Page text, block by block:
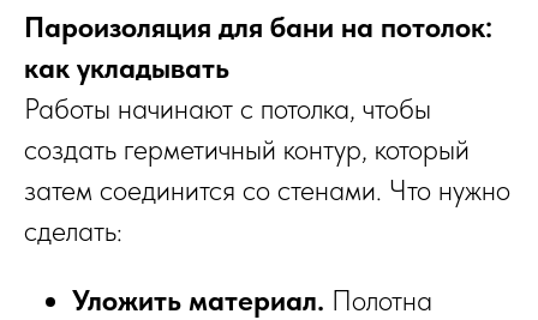
Пароизоляция для бани на потолок:
как укладывать
Работы начинают с потолка, чтобы
создать герметичный контур, который
затем соединится со стенами. Что нужно
сделать:
Уложить материал. Полотна